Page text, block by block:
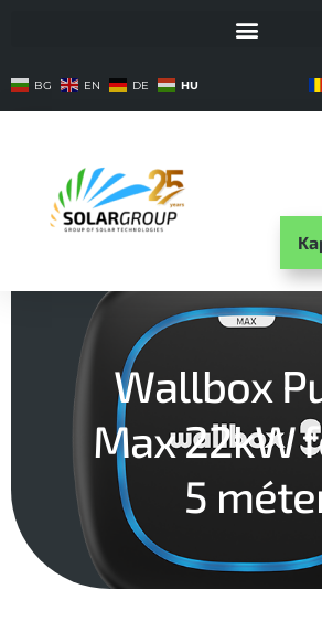
BG EN DE HU
Wallbox
Max 22kW
5